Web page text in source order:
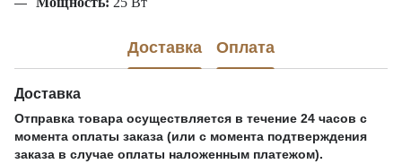
Доставка Оплата
Доставка
Отправка товара осуществляется в течение 24 часов с
момента оплаты заказа (или с момента подтверждения
заказа в случае оплаты наложенным платежом).